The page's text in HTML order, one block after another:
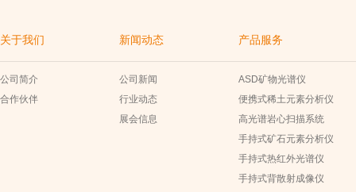
关于我们
公司简介
合作伙伴
新闻动态
公司新闻
行业动态
展会信息
产品服务
ASD矿物光谱仪
便携式稀土元素分析仪
高光谱岩心扫描系统
手持式矿石元素分析仪
手持式热红外光谱仪
手持式背散射成像仪